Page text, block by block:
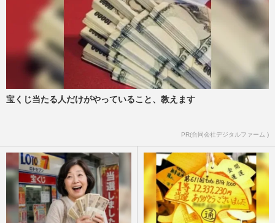
宝くじ当たる人だけがやっていること、教えます
PR(合同会社デジタルファーム )